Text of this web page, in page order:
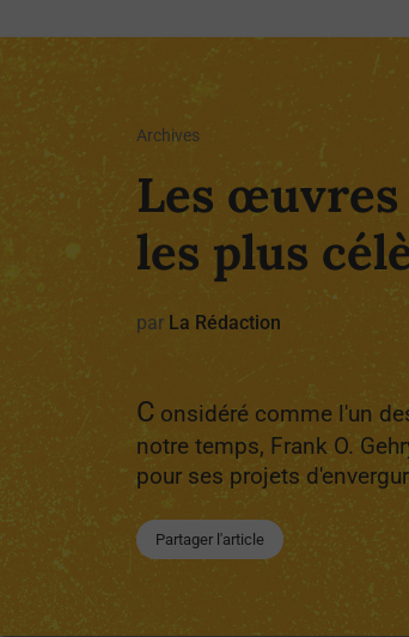
Archives
Les
les plus
par La Rédaction
C onsidéré comme l'un
notre temps, Frank O.
pour ses projets
Partager l'article